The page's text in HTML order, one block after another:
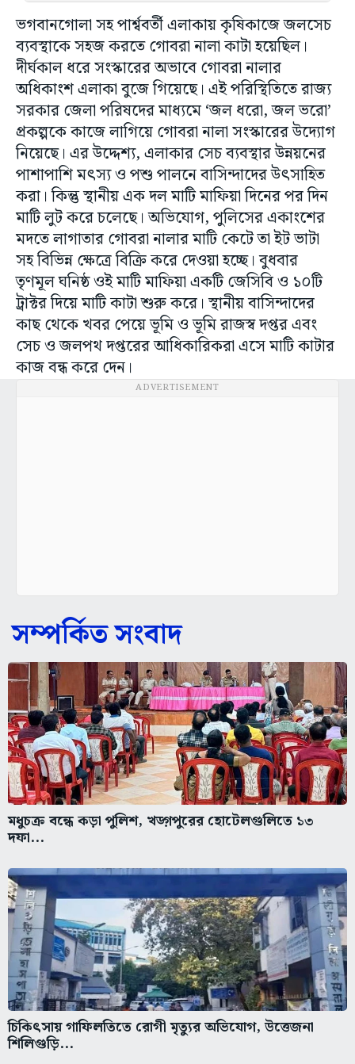
ভগবানগোলা সহ পার্শ্ববর্তী এলাকায় কৃষিকাজে জলসেচ
ব্যবস্থাকে সহজ করতে গোবরা নালা কাটা হয়েছিল।
দীর্ঘকাল ধরে সংস্কারের অভাবে গোবরা নালার
অধিকাংশ এলাকা বুজে গিয়েছে। এই পরিস্থিতিতে রাজ্য
সরকার জেলা পরিষদের মাধ্যমে ‘জল ধরো, জল ভরো’
প্রকল্পকে কাজে লাগিয়ে গোবরা নালা সংস্কারের উদ্যোগ
নিয়েছে। এর উদ্দেশ্য, এলাকার সেচ ব্যবস্থার উন্নয়নের
পাশাপাশি মৎস্য ও পশু পালনে বাসিন্দাদের উৎসাহিত
করা। কিন্তু স্থানীয় এক দল মাটি মাফিয়া দিনের পর দিন
মাটি লুট করে চলেছে। অভিযোগ, পুলিসের একাংশের
মদতে লাগাতার গোবরা নালার মাটি কেটে তা ইট ভাটা
সহ বিভিন্ন ক্ষেত্রে বিক্রি করে দেওয়া হচ্ছে। বুধবার
তৃণমূল ঘনিষ্ঠ ওই মাটি মাফিয়া একটি জেসিবি ও ১০টি
ট্রাক্টর দিয়ে মাটি কাটা শুরু করে। স্থানীয় বাসিন্দাদের
কাছ থেকে খবর পেয়ে ভূমি ও ভূমি রাজস্ব দপ্তর এবং
সেচ ও জলপথ দপ্তরের আধিকারিকরা এসে মাটি কাটার
কাজ বন্ধ করে দেন।
ADVERTISEMENT
সম্পর্কিত সংবাদ
মধুচক্র বন্ধে কড়া পুলিশ, খড়্গপুরের হোটেলগুলিতে ১৩
দফা...
চিকিৎসায় গাফিলতিতে রোগী মৃত্যুর অভিযোগ, উত্তেজনা
শিলিগুড়ি...